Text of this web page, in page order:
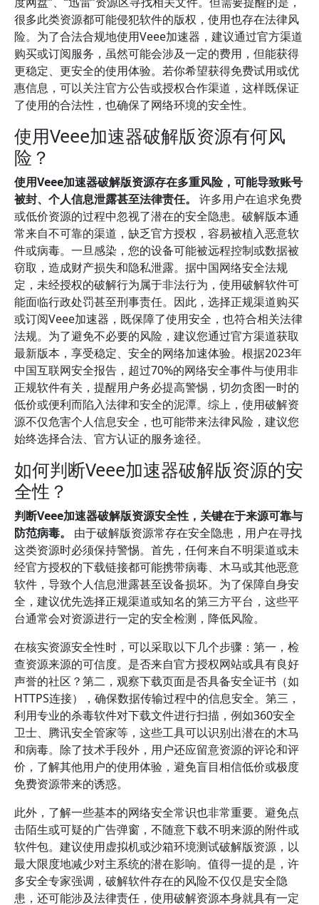
很多此类资源都可能侵犯软件的版权，使用也存在法律风
险。为了合法合规地使用Veee加速器，建议通过官方渠道
购买或订阅服务，虽然可能会涉及一定的费用，但能获得
更稳定、更安全的使用体验。若你希望获得免费试用或优
惠信息，可以关注官方公告或授权合作渠道，这样既保证
了使用的合法性，也确保了网络环境的安全性。
使用Veee加速器破解版资源有何风
险？
使用Veee加速器破解版资源存在多重风险，可能导致账号
被封、个人信息泄露甚至法律责任。
许多用户在追求免费
或低价资源的过程中忽视了潜在的安全隐患。破解版本通
常来自不可靠的渠道，缺乏官方授权，容易被植入恶意软
件或病毒。一旦感染，您的设备可能被远程控制或数据被
窃取，造成财产损失和隐私泄露。据中国网络安全法规
定，未经授权的破解行为属于非法行为，使用破解软件可
能面临行政处罚甚至刑事责任。因此，选择正规渠道购买
或订阅Veee加速器，既保障了使用安全，也符合相关法律
法规。为了避免不必要的风险，建议您通过官方渠道获取
最新版本，享受稳定、安全的网络加速体验。根据2023年
中国互联网安全报告，超过70%的网络安全事件与使用非
正规软件有关，提醒用户务必提高警惕，切勿贪图一时的
低价或便利而陷入法律和安全的泥潭。综上，使用破解资
源不仅危害个人信息安全，也可能带来法律风险，建议您
始终选择合法、官方认证的服务途径。
如何判断Veee加速器破解版资源的安
全性？
判断Veee加速器破解版资源安全性，关键在于来源可靠与
防范病毒。
由于破解版资源常存在安全隐患，用户在寻找
这类资源时必须保持警惕。首先，任何来自不明渠道或未
经官方授权的下载链接都可能携带病毒、木马或其他恶意
软件，导致个人信息泄露甚至设备损坏。为了保障自身安
全，建议优先选择正规渠道或知名的第三方平台，这些平
台通常会对资源进行一定的安全检测，降低风险。
在核实资源安全性时，可以采取以下几个步骤：第一，检
查资源来源的可信度。是否来自官方授权网站或具有良好
声誉的社区？第二，观察下载页面是否具备安全证书（如
HTTPS连接），确保数据传输过程中的信息安全。第三，
利用专业的杀毒软件对下载文件进行扫描，例如360安全
卫士、腾讯安全管家等，这些工具可以识别出潜在的木马
和病毒。除了技术手段外，用户还应留意资源的评论和评
价，了解其他用户的使用体验，避免盲目相信低价或极度
免费资源带来的诱惑。
此外，了解一些基本的网络安全常识也非常重要。避免点
击陌生或可疑的广告弹窗，不随意下载不明来源的附件或
软件包。建议使用虚拟机或沙箱环境测试破解版资源，以
最大限度地减少对主系统的潜在影响。值得一提的是，许
多安全专家强调，破解软件存在的风险不仅仅是安全隐
患，还可能涉及法律责任，使用破解资源本身就具有一定